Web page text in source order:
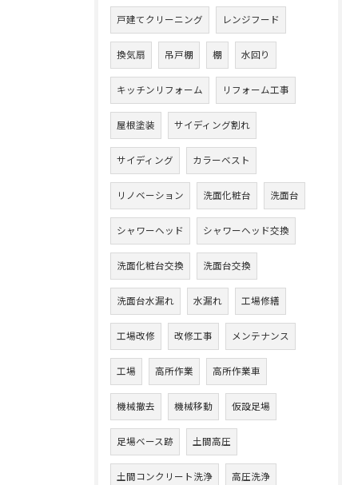
戸建てクリーニング レンジフード
換気扇 吊戸棚 棚 水回り
キッチンリフォーム リフォーム工事
屋根塗装 サイディング割れ
サイディング カラーベスト
リノベーション 洗面化粧台 洗面台
シャワーヘッド シャワーヘッド交換
洗面化粧台交換 洗面台交換
洗面台水漏れ 水漏れ 工場修繕
工場改修 改修工事 メンテナンス
工場 高所作業 高所作業車
機械撤去 機械移動 仮設足場
足場ベース跡 土間高圧
土間コンクリート洗浄 高圧洗浄